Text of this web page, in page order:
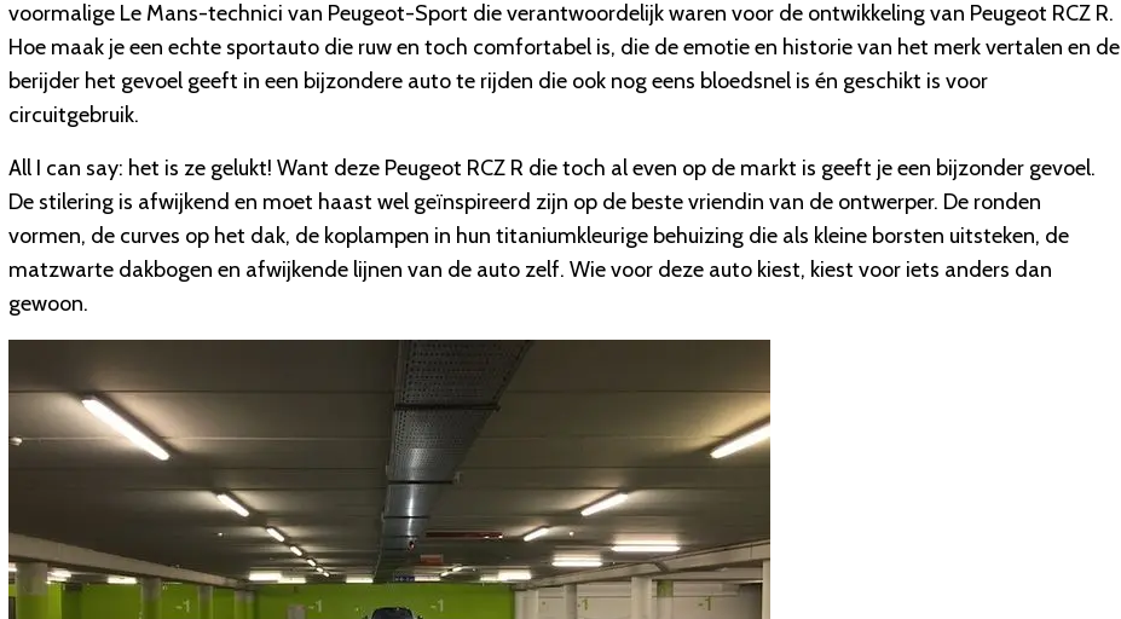
voormalige Le Mans-technici van Peugeot-Sport die verantwoordelijk waren voor de ontwikkeling van Peugeot RCZ R.
Hoe maak je een echte sportauto die ruw en toch comfortabel is, die de emotie en historie van het merk vertalen en de
berijder het gevoel geeft in een bijzondere auto te rijden die ook nog eens bloedsnel is én geschikt is voor
circuitgebruik.
All I can say: het is ze gelukt! Want deze Peugeot RCZ R die toch al even op de markt is geeft je een bijzonder gevoel.
De stilering is afwijkend en moet haast wel geïnspireerd zijn op de beste vriendin van de ontwerper. De ronden
vormen, de curves op het dak, de koplampen in hun titaniumkleurige behuizing die als kleine borsten uitsteken, de
matzwarte dakbogen en afwijkende lijnen van de auto zelf. Wie voor deze auto kiest, kiest voor iets anders dan
gewoon.